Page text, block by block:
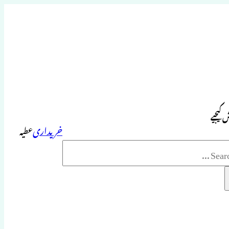
کیجیے
خریداریعطیہ